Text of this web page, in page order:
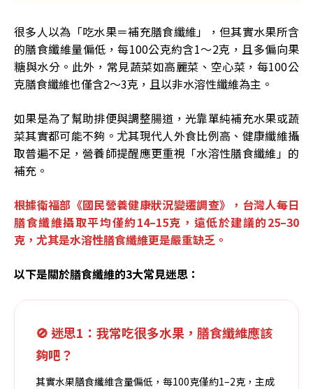
很多人以為「吃水果＝補充膳食纖維」，但其實水果所含
的膳食纖維量偏低，每100公克約含1～2克，且多偏向果
糖與水分。此外，常見蔬菜如高麗菜、空心菜，每100公
克膳食纖維也僅含2～3克，且以非水溶性纖維為主。
如果是為了幫助排便與調整腸道，光靠單純補充水果或蔬
菜其實都可能不夠。尤其現代人外食比例高、健康纖維攝
取普遍不足，營養師提醒應更重視「水溶性膳食纖維」的
補充。
根據衛福部《國民營養健康狀況變遷調查》，台灣人每日
膳食纖維攝取平均僅約14–15克，遠低於建議的25–30
克，尤其是水溶性膳食纖維更是嚴重缺乏。
以下是關於膳食纖維的3大常見迷思：
🚫 迷思1：我常吃很多水果，膳食纖維應該
夠吧？
其實水果膳食纖維含量偏低，每100克僅約1–2克，主成